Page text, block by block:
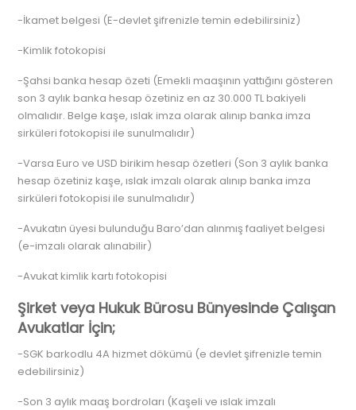
-İkamet belgesi (E-devlet şifrenizle temin edebilirsiniz)
-Kimlik fotokopisi
-Şahsi banka hesap özeti (Emekli maaşının yattığını gösteren
son 3 aylık banka hesap özetiniz en az 30.000 TL bakiyeli
olmalıdır. Belge kaşe, ıslak imza olarak alınıp banka imza
sirküleri fotokopisi ile sunulmalıdır)
-Varsa Euro ve USD birikim hesap özetleri (Son 3 aylık banka
hesap özetiniz kaşe, ıslak imzalı olarak alınıp banka imza
sirküleri fotokopisi ile sunulmalıdır)
-Avukatın üyesi bulunduğu Baro’dan alınmış faaliyet belgesi
(e-imzalı olarak alınabilir)
-Avukat kimlik kartı fotokopisi
Şirket veya Hukuk Bürosu Bünyesinde Çalışan
Avukatlar İçin;
-SGK barkodlu 4A hizmet dökümü (e devlet şifrenizle temin
edebilirsiniz)
-Son 3 aylık maaş bordroları (Kaşeli ve ıslak imzalı